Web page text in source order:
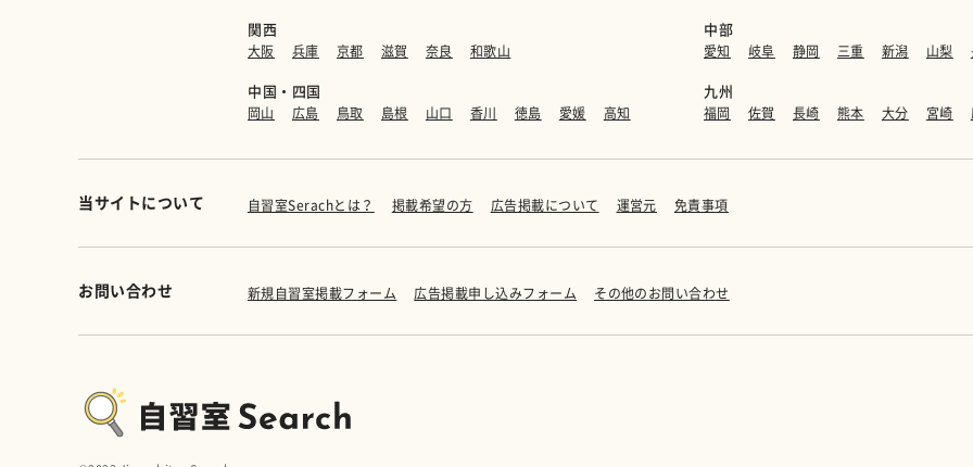
関西
大阪 兵庫 京都 滋賀 奈良 和歌山
中部
愛知 岐阜 静岡 三重 新潟 山梨
中国・四国
岡山 広島 鳥取 島根 山口 香川 徳島 愛媛 高知
九州
福岡 佐賀 長崎 熊本 大分 宮崎
当サイトについて 自習室Serachとは？ 掲載希望の方 広告掲載について 運営元 免責事項
お問い合わせ 新規自習室掲載フォーム 広告掲載申し込みフォーム その他のお問い合わせ